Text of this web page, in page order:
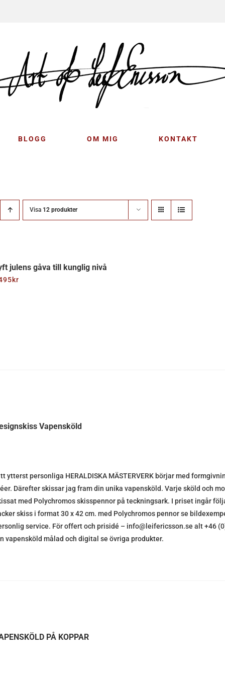
BLOGG OM MIG KONTAKT
Visa 12 produkter
julens gåva till kunglig nivå
kr
Vapensköld
ytterst personliga HERALDISKA MÄSTERVERK börjar med
Därefter skissar jag fram din unika vapensköld. Varje sköld och
med Polychromos skisspennor på teckningsark. I priset ingår
skiss i format 30 x 42 cm. med Polychromos pennor se
service. För offert och prisidé – info@leifericsson.se alt +46
vapensköld målad och digital se övriga produkter.
PÅ KOPPAR